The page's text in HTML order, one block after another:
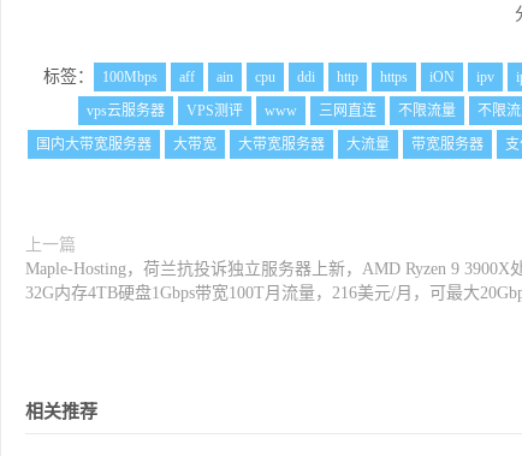
标签： 100Mbps aff ain cpu ddi http https iON ipv
vps云服务器
VPS测评 www 三网直连 不限流量 不限
国内大带宽服务器
大带宽 大带宽服务器 大流量 带宽服务器
上一篇
Maple-Hosting，荷兰抗投诉独立服务器上新，AMD Ryzen 9 3900X
32G内存4TB硬盘1Gbps带宽100T月流量，216美元/月，可最大
相关推荐